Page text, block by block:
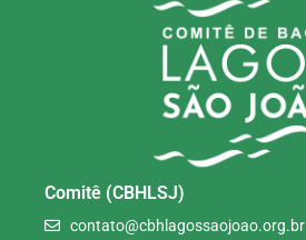
Comitê (CBHLSJ)
contato@cbhlagossaojoao.org.br